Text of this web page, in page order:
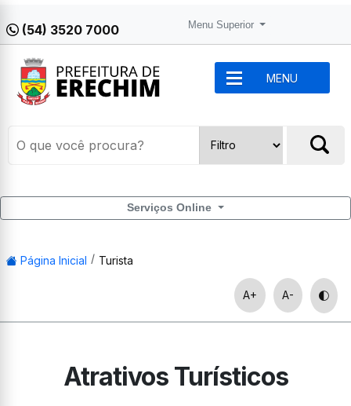
(54) 3520 7000 Menu Superior
MENU
Serviços Online
Página Inicial Turista
A+ A-
Atrativos Turísticos